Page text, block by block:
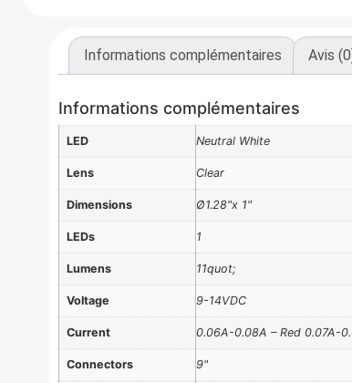
Informations complémentaires Avis
Informations complémentaires
LED Neutral White
Lens Clear
Dimensions Ø1.28"x 1"
LEDs 1
Lumens 11quot;
Voltage 9-14VDC
Current 0.06A-0.08A – Red 0.07A-
Connectors 9"